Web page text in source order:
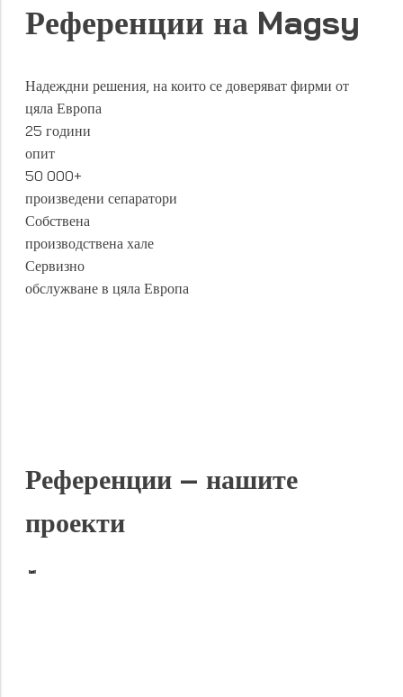
Референции на Magsy
Надеждни решения, на които се доверяват фирми от
цяла Европа
25 години
опит
50 000+
произведени сепаратори
Собствена
производствена хале
Сервизно
обслужване в цяла Европа
Референции – нашите
проекти